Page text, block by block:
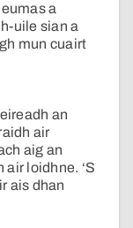
a
uile sian a
mun cuairt
an
air
aig an
loidhne. ‘S
ais dhan